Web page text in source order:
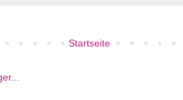
Startseite